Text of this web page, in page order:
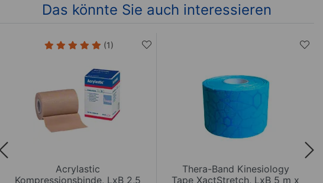
Das könnte Sie auch interessieren
(1)
Acrylastic
Kompressionsbinde, LxB 2,5
Thera-Band Kinesiology
Tape XactStretch, LxB 5 m x